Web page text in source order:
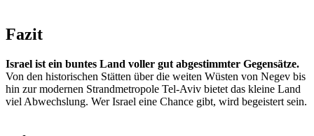
Fazit
Israel ist ein buntes Land voller gut abgestimmter Gegensätze.
Von den historischen Stätten über die weiten Wüsten von Negev bis
hin zur modernen Strandmetropole Tel-Aviv bietet das kleine Land
viel Abwechslung. Wer Israel eine Chance gibt, wird begeistert sein.